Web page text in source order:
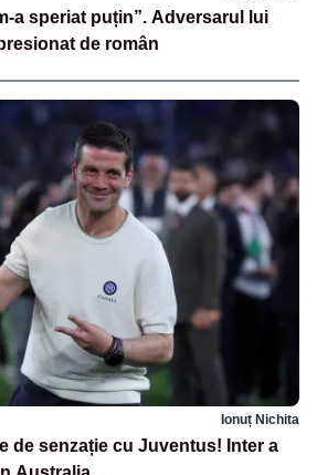
a speriat puțin”. Adversarul lui
de român
Ionuț Nichita
de senzație cu Juventus! Inter a